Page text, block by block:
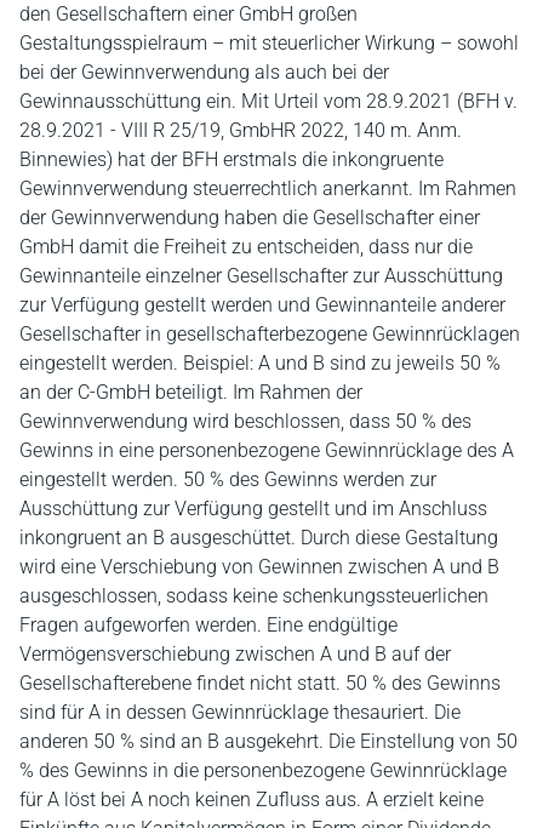
den Gesellschaftern einer GmbH großen
Gestaltungsspielraum – mit steuerlicher Wirkung – sowohl
bei der Gewinnverwendung als auch bei der
Gewinnausschüttung ein. Mit Urteil vom 28.9.2021 (BFH v.
28.9.2021 - VIII R 25/19, GmbHR 2022, 140 m. Anm.
Binnewies) hat der BFH erstmals die inkongruente
Gewinnverwendung steuerrechtlich anerkannt. Im Rahmen
der Gewinnverwendung haben die Gesellschafter einer
GmbH damit die Freiheit zu entscheiden, dass nur die
Gewinnanteile einzelner Gesellschafter zur Ausschüttung
zur Verfügung gestellt werden und Gewinnanteile anderer
Gesellschafter in gesellschafterbezogene Gewinnrücklagen
eingestellt werden. Beispiel: A und B sind zu jeweils 50 %
an der C-GmbH beteiligt. Im Rahmen der
Gewinnverwendung wird beschlossen, dass 50 % des
Gewinns in eine personenbezogene Gewinnrücklage des A
eingestellt werden. 50 % des Gewinns werden zur
Ausschüttung zur Verfügung gestellt und im Anschluss
inkongruent an B ausgeschüttet. Durch diese Gestaltung
wird eine Verschiebung von Gewinnen zwischen A und B
ausgeschlossen, sodass keine schenkungssteuerlichen
Fragen aufgeworfen werden. Eine endgültige
Vermögensverschiebung zwischen A und B auf der
Gesellschafterebene findet nicht statt. 50 % des Gewinns
sind für A in dessen Gewinnrücklage thesauriert. Die
anderen 50 % sind an B ausgekehrt. Die Einstellung von 50
% des Gewinns in die personenbezogene Gewinnrücklage
für A löst bei A noch keinen Zufluss aus. A erzielt keine